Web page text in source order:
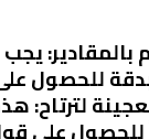
بالمقادير: يجب
للحصول
لترتاح:
للحصول على